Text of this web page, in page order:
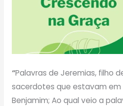
“Palavras de Jeremias, filho
sacerdotes que estavam
Benjamim; Ao qual veio a